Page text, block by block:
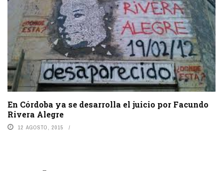
En Córdoba ya se desarrolla el juicio por Facundo
Rivera Alegre
12 AGOSTO, 2015